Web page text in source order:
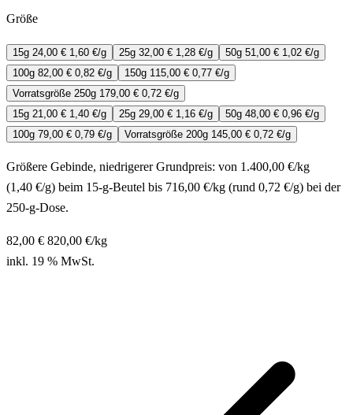
Größe
15g 24,00 € 1,60 €/g 25g 32,00 € 1,28 €/g 50g 51,00 € 1,02 €/g
100g 82,00 € 0,82 €/g 150g 115,00 € 0,77 €/g
Vorratsgröße 250g 179,00 € 0,72 €/g
15g 21,00 € 1,40 €/g 25g 29,00 € 1,16 €/g 50g 48,00 € 0,96 €/g
100g 79,00 € 0,79 €/g Vorratsgröße 200g 145,00 € 0,72 €/g
Größere Gebinde, niedrigerer Grundpreis: von 1.400,00 €/kg
(1,40 €/g) beim 15-g-Beutel bis 716,00 €/kg (rund 0,72 €/g) bei der
250-g-Dose.
82,00 € 820,00 €/kg
inkl. 19 % MwSt.